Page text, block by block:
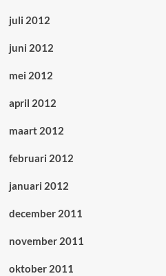
juli 2012
juni 2012
mei 2012
april 2012
maart 2012
februari 2012
januari 2012
december 2011
november 2011
oktober 2011